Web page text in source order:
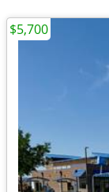
$5,700